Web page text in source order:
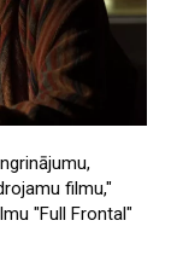
filmu,"
"Full Frontal"